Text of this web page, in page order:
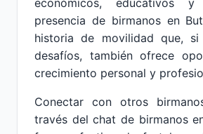
económicos, educativos
presencia de birmanos en
historia de movilidad que, si
desafíos, también ofrece
crecimiento personal y
Conectar con otros
través del chat de birmanos